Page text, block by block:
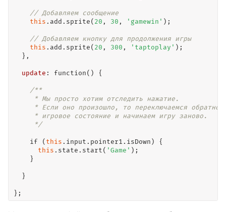
// Добавляем сообщение
this .add. sprite ( 20 , 30 , 'gamewin' );
// Добавляем кнопку для продолжения игры
this .add. sprite ( 20 , 300 , 'taptoplay' );
  },
update : function () {
/**
     * Мы просто хотим отследить нажатие.
* Если оно произошло, то переключаемся обратно
     * игровое состояние и начинаем игру заново.
     */
if ( this .input.pointer1.isDown) {
this .state. start ( 'Game' );
    }
  }
};